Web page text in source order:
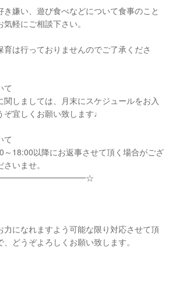
き嫌い、遊び食べなどについて食事のこと
軽にご相談下さい。
は行っておりませんのでご了承くださ
て
関しましては、月末にスケジュールをお入
宜しくお願い致します♩
て
～18:00以降にお返事させて頂く場合がござ
いませ。
力になれますよう可能な限り対応させて頂
どうぞよろしくお願い致します。